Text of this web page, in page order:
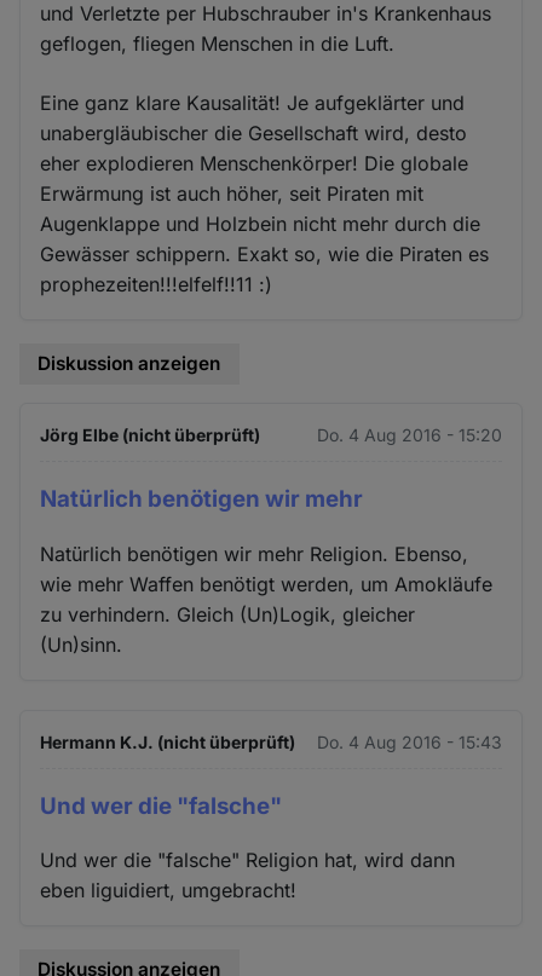
und Verletzte per Hubschrauber in's Krankenhaus
geflogen, fliegen Menschen in die Luft.
Eine ganz klare Kausalität! Je aufgeklärter und
unabergläubischer die Gesellschaft wird, desto
eher explodieren Menschenkörper! Die globale
Erwärmung ist auch höher, seit Piraten mit
Augenklappe und Holzbein nicht mehr durch die
Gewässer schippern. Exakt so, wie die Piraten es
prophezeiten!!!elfelf!!11 :)
Diskussion anzeigen
Jörg Elbe (nicht überprüft) Do. 4 Aug 2016 - 15:20
Natürlich benötigen wir mehr
Natürlich benötigen wir mehr Religion. Ebenso,
wie mehr Waffen benötigt werden, um Amokläufe
zu verhindern. Gleich (Un)Logik, gleicher
(Un)sinn.
Hermann K.J. (nicht überprüft) Do. 4 Aug 2016 - 15:43
Und wer die "falsche"
Und wer die "falsche" Religion hat, wird dann
eben liguidiert, umgebracht!
Diskussion anzeigen